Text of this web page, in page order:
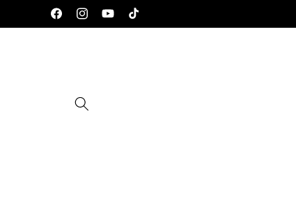
sisältöön
FacebookInstagramYouTubeTikTok
Tamperelainen verkkokauppa!